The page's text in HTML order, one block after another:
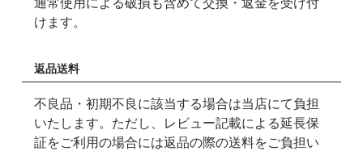
通常使用による破損も含めて交換・返金を受け付
けます。
返品送料
不良品・初期不良に該当する場合は当店にて負担
いたします。ただし、レビュー記載による延長保
証をご利用の場合には返品の際の送料をご負担い